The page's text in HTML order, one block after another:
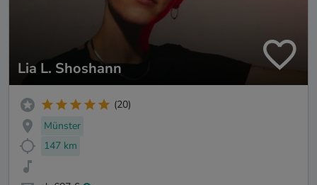
Lia L. Shoshann
(20)
Münster
147 km